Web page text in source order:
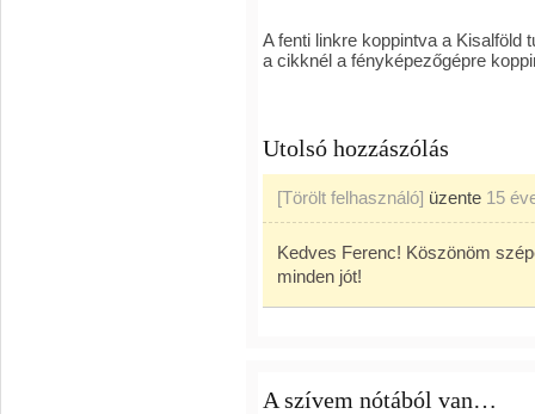
A fenti linkre koppintva a Kisalföld
a cikknél a fényképezőgépre
Utolsó hozzászólás
[Törölt felhasználó] üzente 15
Kedves Ferenc! Köszönöm
minden jót!
A szívem nótából van…